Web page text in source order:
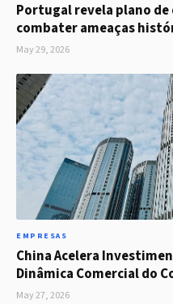
Portugal revela plano
combater ameaças
May 29, 2026
EMPRESAS
China Acelera
Dinâmica Comercial do
May 27, 2026